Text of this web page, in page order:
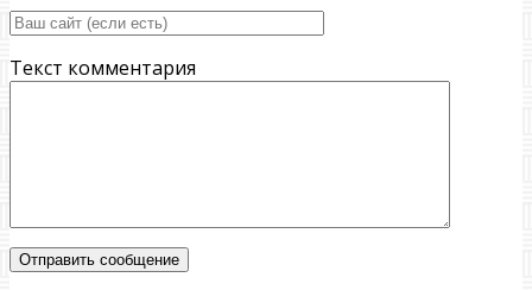
Текст комментария